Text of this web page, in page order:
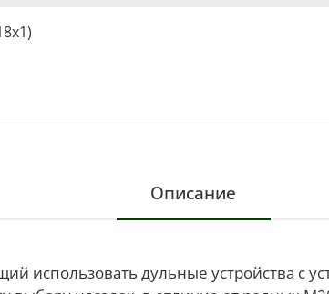
Описание
использовать дульные устройства с